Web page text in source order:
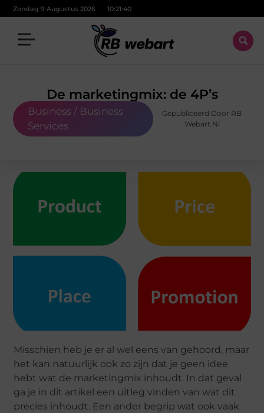
Zondag 9 Augustus 2026 10:21:41
De marketingmix: de 4P’s
Business / Business
Services
Gepubliceerd Door RB
Webart.nl
Misschien heb je er al wel eens van gehoord, maar
het kan natuurlijk ook zo zijn dat je geen idee
hebt wat de marketingmix inhoudt. In dat geval
ga je in dit artikel een uitleg vinden van wat dit
precies inhoudt. Een ander begrip wat ook vaak